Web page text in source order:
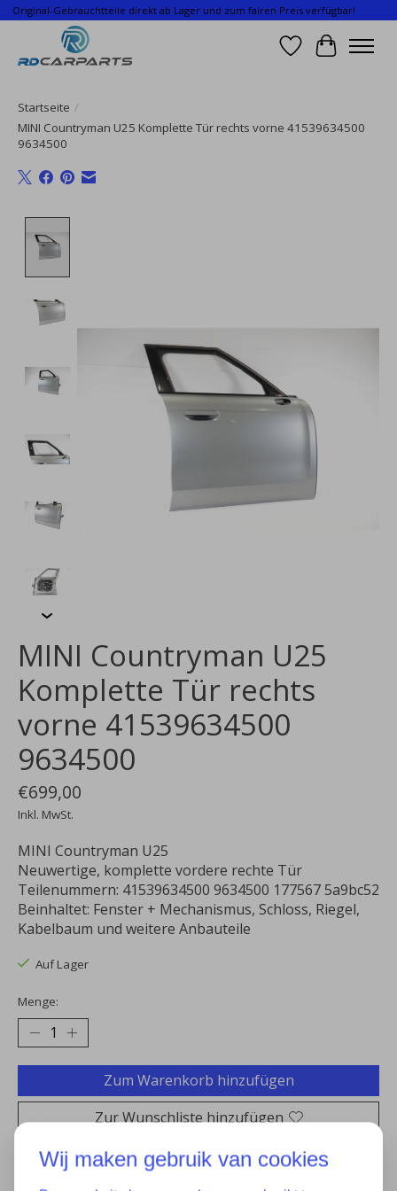
Original-Gebrauchtteile direkt ab Lager und zum fairen Preis verfügbar!
Wunschzettel
Ihr
Startseite /
MINI Countryman U25 Komplette Tür rechts vorne 41539634500
9634500
MINI Countryman U25
Komplette Tür rechts
vorne 41539634500
9634500
€699,00
Inkl. MwSt.
MINI Countryman U25
Neuwertige, komplette vordere rechte Tür
Teilenummern: 41539634500 9634500 177567 5a9bc52
Beinhaltet: Fenster + Mechanismus, Schloss, Riegel,
Kabelbaum und weitere Anbauteile
Auf Lager
Menge:
Zum Warenkorb hinzufügen
Zur Wunschliste hinzufügen
Kaufen
Wij maken gebruik van cookies